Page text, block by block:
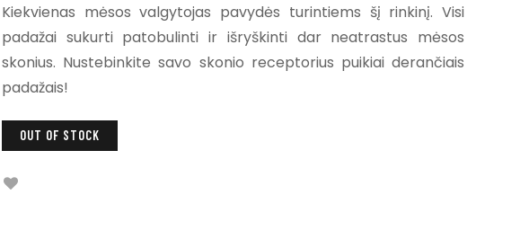
Kiekvienas mėsos valgytojas pavydės turintiems šį rinkinį. Visi
padažai sukurti patobulinti ir išryškinti dar neatrastus mėsos
skonius. Nustebinkite savo skonio receptorius puikiai derančiais
padažais!
OUT OF STOCK